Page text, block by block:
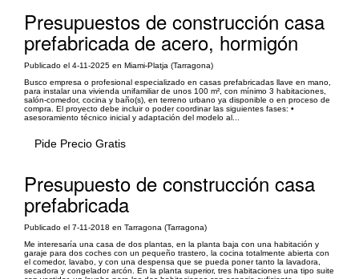
Presupuestos de construcción casa
prefabricada de acero, hormigón
Publicado el 4-11-2025 en Miami-Platja (Tarragona)
Busco empresa o profesional especializado en casas prefabricadas llave en mano,
para instalar una vivienda unifamiliar de unos 100 m², con mínimo 3 habitaciones,
salón-comedor, cocina y baño(s), en terreno urbano ya disponible o en proceso de
compra. El proyecto debe incluir o poder coordinar las siguientes fases: •
asesoramiento técnico inicial y adaptación del modelo al...
Pide Precio Gratis
Presupuesto de construcción casa
prefabricada
Publicado el 7-11-2018 en Tarragona (Tarragona)
Me interesaría una casa de dos plantas, en la planta baja con una habitación y
garaje para dos coches con un pequeño trastero, la cocina totalmente abierta con
el comedor, lavabo, y con una despensa que se pueda poner tanto la lavadora,
secadora y congelador arcón. En la planta superior, tres habitaciones una tipo suite